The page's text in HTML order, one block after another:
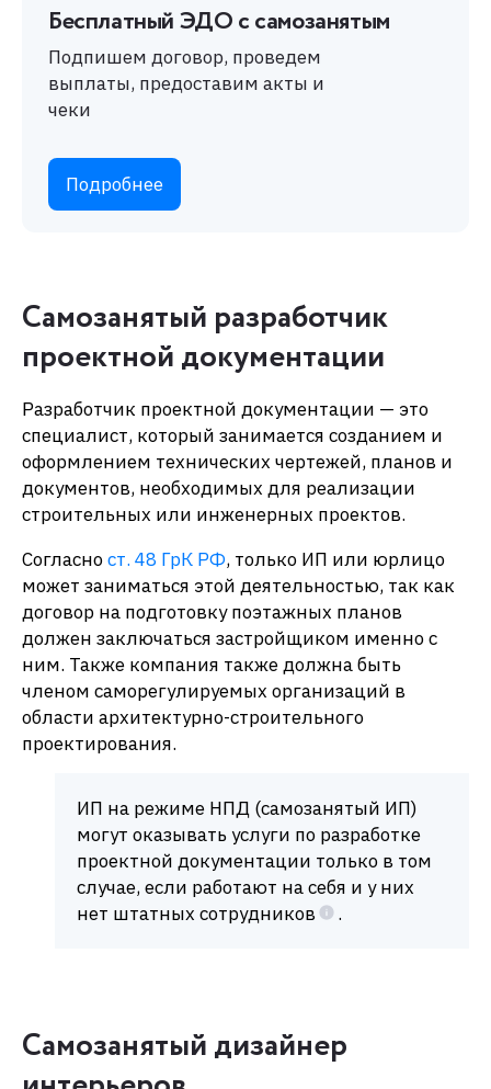
Бесплатный ЭДО с самозанятым
Подпишем договор, проведем
выплаты, предоставим акты и
чеки
Подробнее
Самозанятый разработчик
проектной документации
Разработчик проектной документации — это
специалист, который занимается созданием и
оформлением технических чертежей, планов и
документов, необходимых для реализации
строительных или инженерных проектов.
Согласност. 48 ГрК РФ, только ИП или юрлицо
может заниматься этой деятельностью, так как
договор на подготовку поэтажных планов
должен заключаться застройщиком именно с
ним. Также компания также должна быть
членом саморегулируемых организаций в
области архитектурно-строительного
проектирования.
ИП на режиме НПД (самозанятый ИП)
могут оказывать услуги по разработке
проектной документации только в том
случае, если работают на себя и у них
нет штатных сотрудников
.
Самозанятый дизайнер